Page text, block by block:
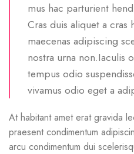
mus hac parturient
Cras duis aliquet a
maecenas adipiscing
nostra urna non.Iaculis
tempus odio
vivamus odio eget a
At habitant amet erat gravida
praesent condimentum
arcu condimentum dui